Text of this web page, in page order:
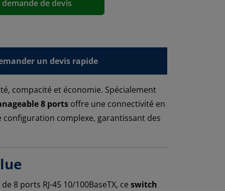
de devis
un devis rapide
compacité et économie. Spécialement
8 ports offre une connectivité en
complexe, garantissant des
8 ports RJ-45 10/100BaseTX, ce switch